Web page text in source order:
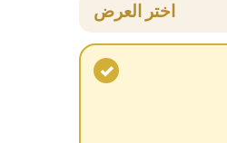
اختر العرض
✓